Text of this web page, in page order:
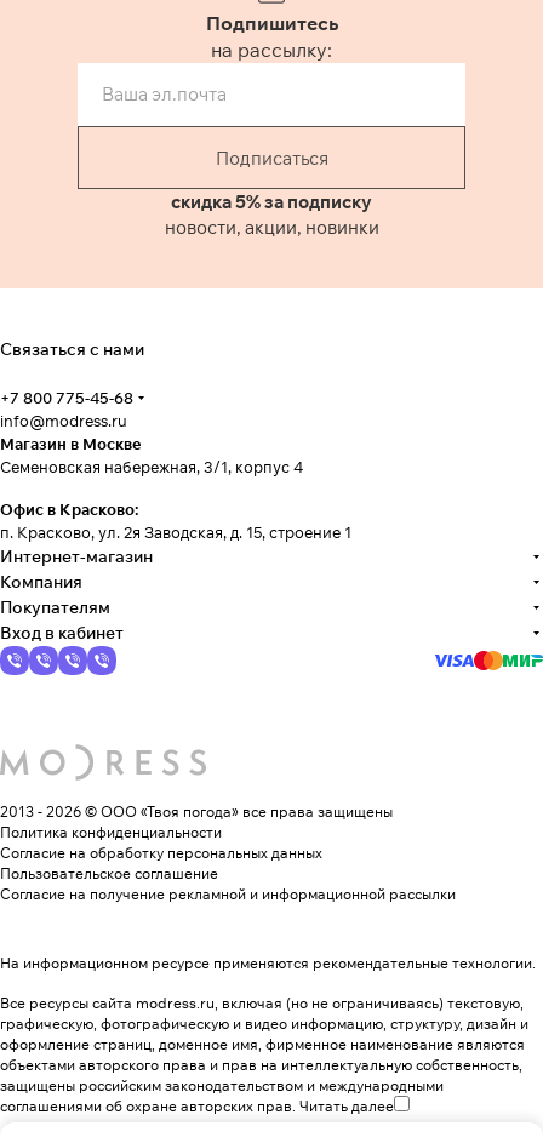
Подпишитесь
на рассылку:
Подписаться
скидка 5% за подписку
новости, акции, новинки
Связаться с нами
+7 800 775-45-68
info@modress.ru
Магазин в Москве
Семеновская набережная, 3/1, корпус 4
Офис в Красково:
п. Красково, ул. 2я Заводская, д. 15, строение 1
Интернет-магазин
Компания
Покупателям
Вход в кабинет
2013 - 2026 © ООО «Твоя погода» все права защищены
Политика конфиденциальности
Согласие на обработку персональных данных
Пользовательское соглашение
Согласие на получение рекламной и информационной рассылки
На информационном ресурсе применяются рекомендательные технологии.
Все ресурсы сайта modress.ru, включая (но не ограничиваясь) текстовую,
графическую, фотографическую и видео информацию, структуру, дизайн и
оформление страниц, доменное имя, фирменное наименование являются
объектами авторского права и прав на интеллектуальную собственность,
защищены российским законодательством и международными
соглашениями об охране авторских прав. Читать далее